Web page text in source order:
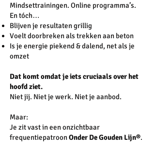
Mindsettrainingen. Online programma’s.
En tóch…
Blijven je resultaten grillig
Voelt doorbreken als trekken aan beton
Is je energie piekend & dalend, net als je
omzet
Dat komt omdat je iets cruciaals over het
hoofd ziet.
Niet jij. Niet je werk. Niet je aanbod.
Maar:
Je zit vast in een onzichtbaar
frequentiepatroonOnder De Gouden Lijn®.